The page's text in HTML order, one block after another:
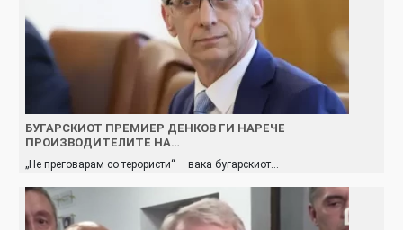
БУГАРСКИОТ ПРЕМИЕР ДЕНКОВ ГИ НАРЕЧЕ
ПРОИЗВОДИТЕЛИТЕ НА…
„Не преговарам со терористи“ – вака бугарскиот…